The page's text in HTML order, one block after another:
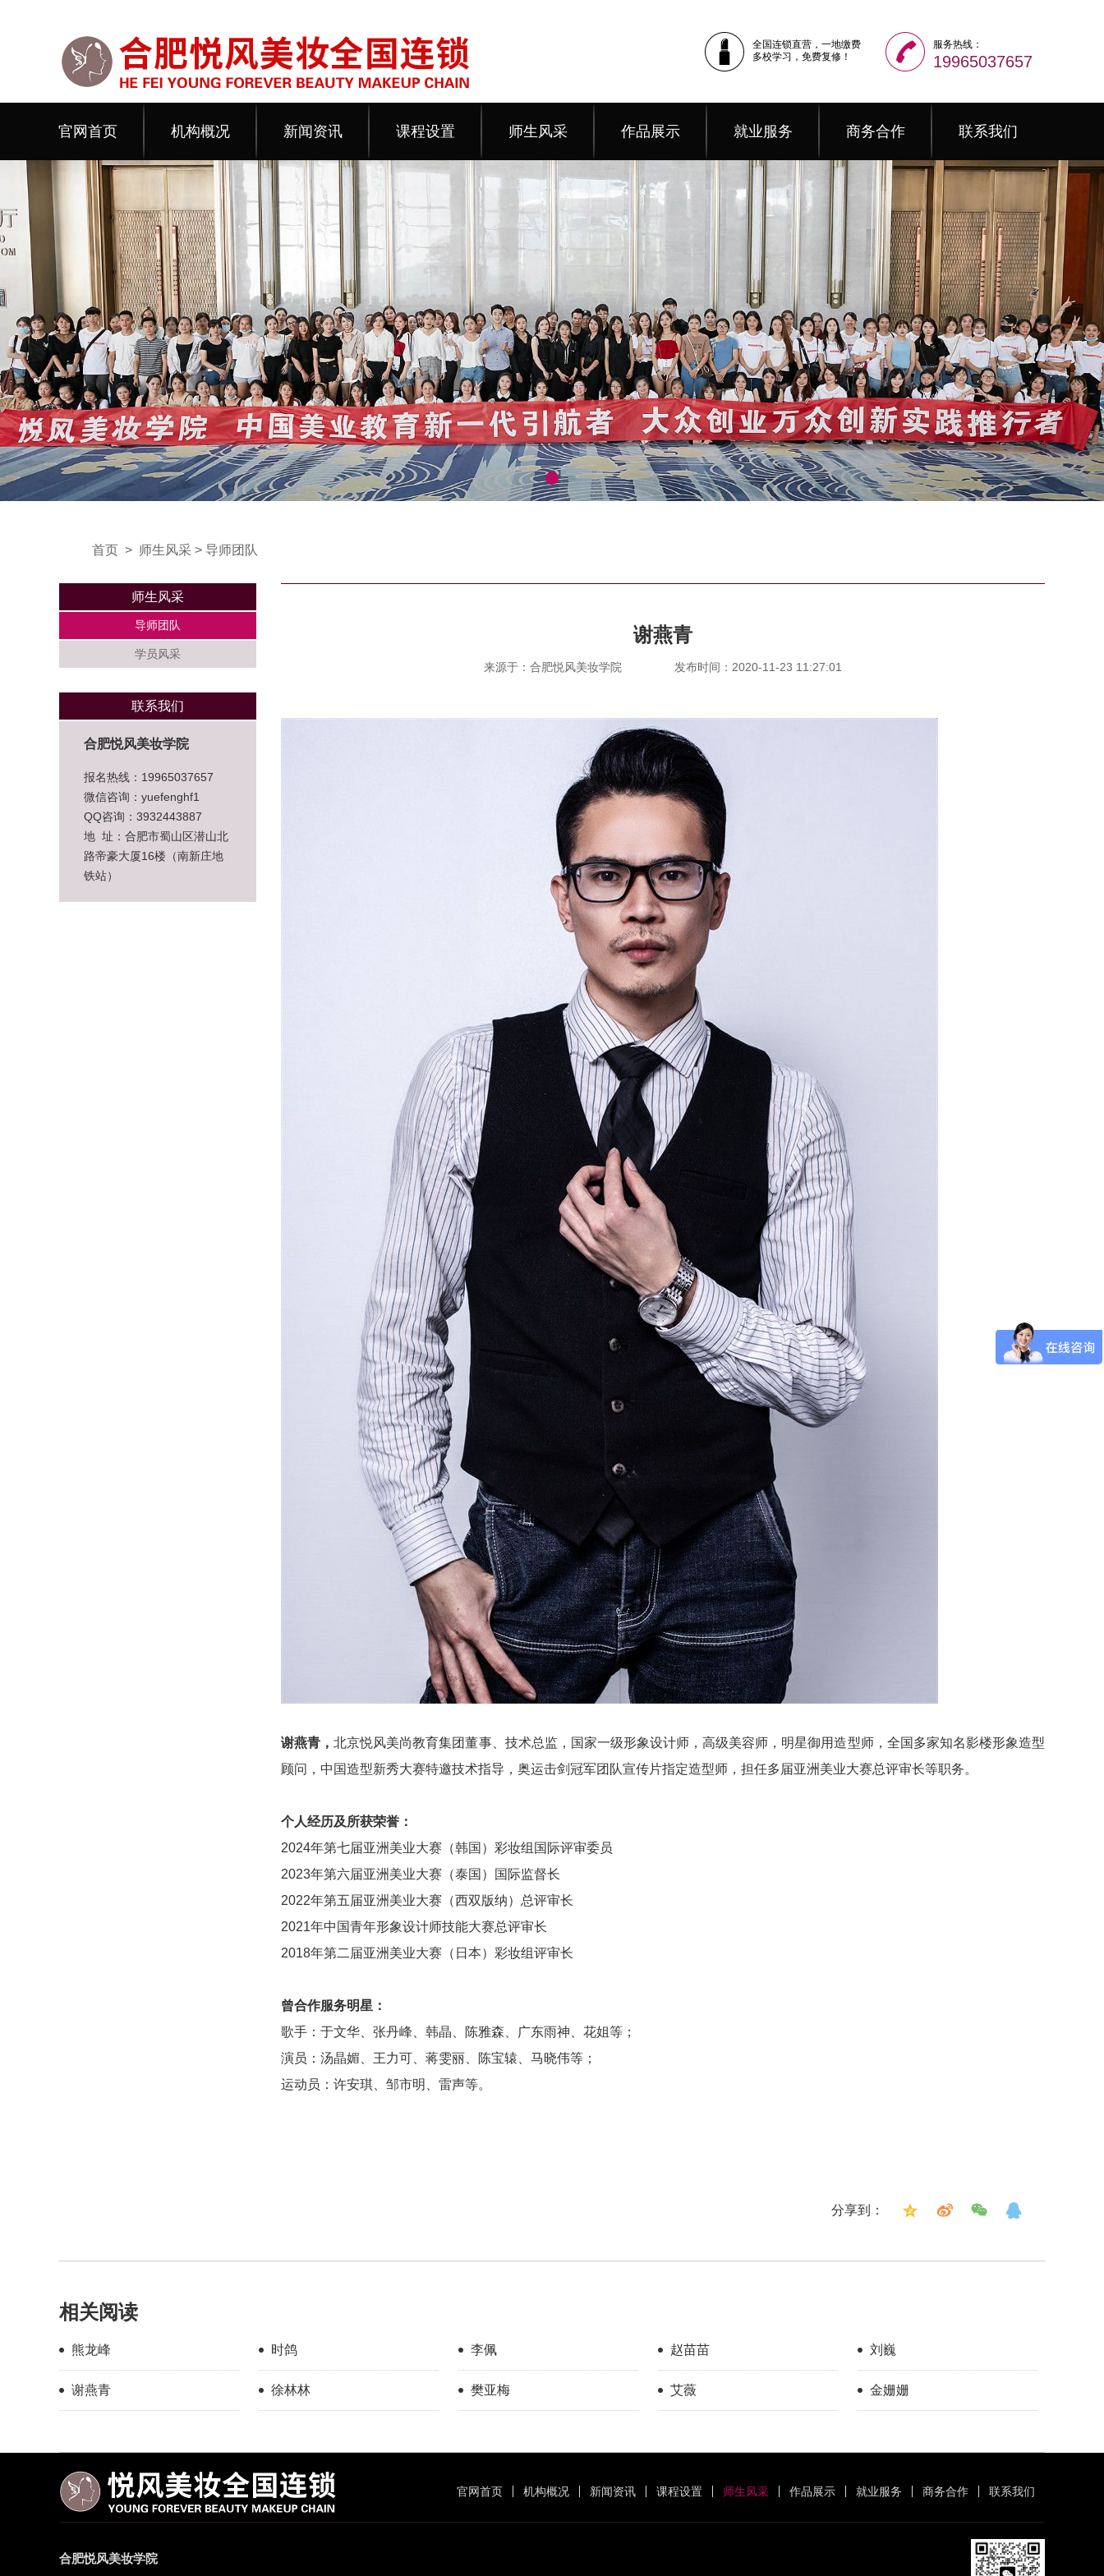
全国连锁直营，一地缴费
多校学习，免费复修！
服务热线：
19965037657
官网首页 机构概况 新闻资讯 课程设置 师生风采 作品展示 就业服务 商务合作 联系我们
首页 > 师生风采 > 导师团队
师生风采
导师团队
学员风采
联系我们
合肥悦风美妆学院
报名热线：19965037657
微信咨询：yuefenghf1
QQ咨询：3932443887
地 址：合肥市蜀山区潜山北
路帝豪大厦16楼（南新庄地
铁站）
谢燕青
来源于：合肥悦风美妆学院 发布时间：2020-11-23 11:27:01
谢燕青，北京悦风美尚教育集团董事、技术总监，国家一级形象设计师，高级美容师，明星御用造型师，全国多家知名影楼形象造型
顾问，中国造型新秀大赛特邀技术指导，奥运击剑冠军团队宣传片指定造型师，担任多届亚洲美业大赛总评审长等职务。
个人经历及所获荣誉：
2024年第七届亚洲美业大赛（韩国）彩妆组国际评审委员
2023年第六届亚洲美业大赛（泰国）国际监督长
2022年第五届亚洲美业大赛（西双版纳）总评审长
2021年中国青年形象设计师技能大赛总评审长
2018年第二届亚洲美业大赛（日本）彩妆组评审长
曾合作服务明星 ：
歌手：于文华、张丹峰、韩晶、陈雅森、广东雨神、花姐等；
演员：汤晶媚、王力可、蒋雯丽、陈宝辕、马晓伟等；
运动员：许安琪、邹市明、雷声等。
分享到：
相关阅读
熊龙峰 时鸽 李佩 赵苗苗 刘巍
谢燕青 徐林林 樊亚梅 艾薇 金姗姗
官网首页 机构概况 新闻资讯 课程设置 师生风采 作品展示 就业服务 商务合作 联系我们
合肥悦风美妆学院